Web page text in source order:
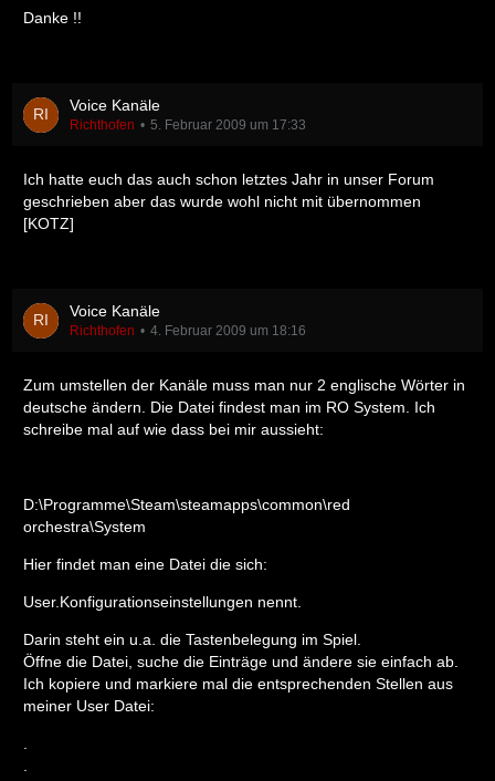
Danke !!
Voice Kanäle
Richthofen 5. Februar 2009 um 17:33
Ich hatte euch das auch schon letztes Jahr in unser Forum
geschrieben aber das wurde wohl nicht mit übernommen
[KOTZ]
Voice Kanäle
Richthofen 4. Februar 2009 um 18:16
Zum umstellen der Kanäle muss man nur 2 englische Wörter in
deutsche ändern. Die Datei findest man im RO System. Ich
schreibe mal auf wie dass bei mir aussieht:
D:\Programme\Steam\steamapps\common\red
orchestra\System
Hier findet man eine Datei die sich:
User.Konfigurationseinstellungen nennt.
Darin steht ein u.a. die Tastenbelegung im Spiel.
Öffne die Datei, suche die Einträge und ändere sie einfach ab.
Ich kopiere und markiere mal die entsprechenden Stellen aus
meiner User Datei: